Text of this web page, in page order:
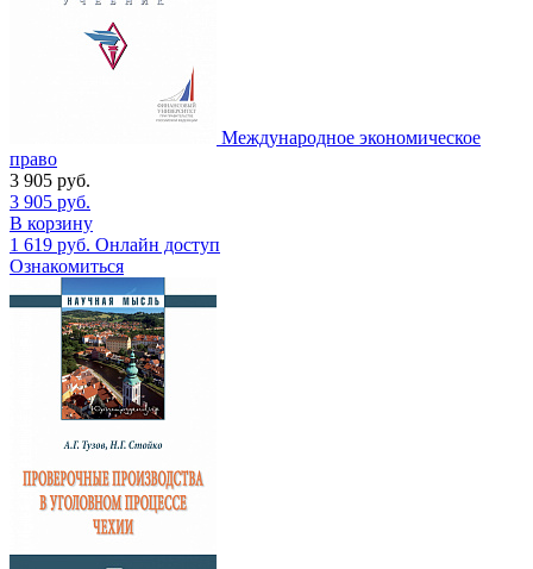
Международное экономическое
право
3 905 руб.
3 905 руб.
В корзину
1 619 руб. Онлайн доступ
Ознакомиться